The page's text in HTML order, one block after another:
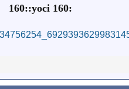
160::yoci 160: